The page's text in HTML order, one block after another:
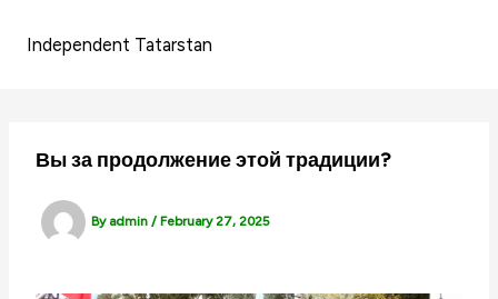
Independent Tatarstan
Вы за продолжение этой традиции?
By admin/ February 27, 2025